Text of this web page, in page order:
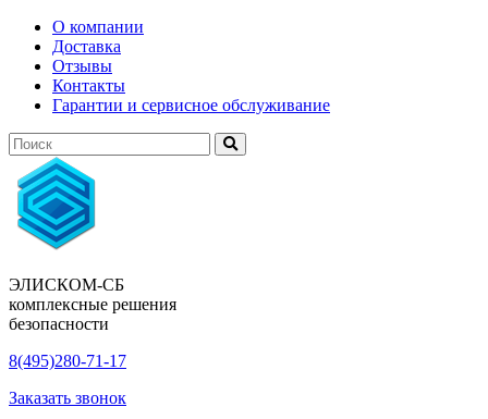
О компании
Доставка
Отзывы
Контакты
Гарантии и сервисное обслуживание
ЭЛИСКОМ-СБ
комплексные решения
безопасности
8(495)280-71-17
Заказать звонок